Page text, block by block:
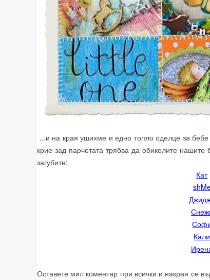
...и на края ушихме и едно топло оделце за
крие зад парчетата трябва да обиколите
загубите:
Кат
Кали
Оставете мил коментар при всички и накрая се